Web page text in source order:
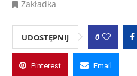
Zakładka
UDOSTĘPNIJ 0
Pinterest Email